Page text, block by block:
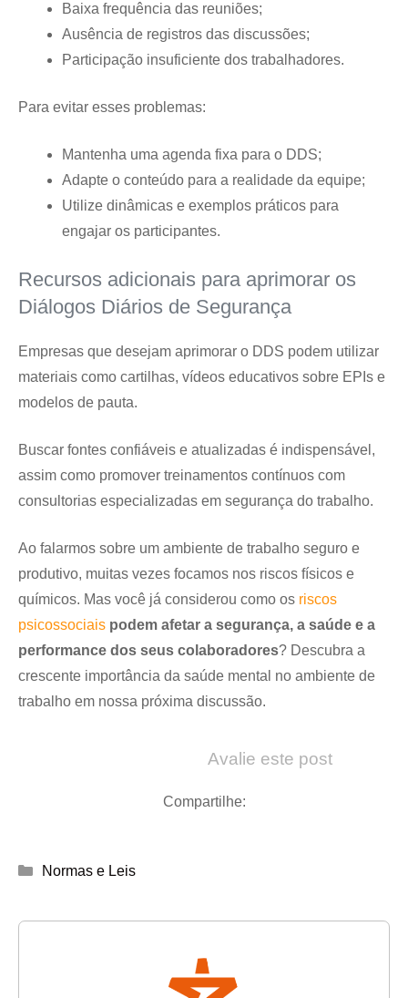
Baixa frequência das reuniões;
Ausência de registros das discussões;
Participação insuficiente dos trabalhadores.
Para evitar esses problemas:
Mantenha uma agenda fixa para o DDS;
Adapte o conteúdo para a realidade da equipe;
Utilize dinâmicas e exemplos práticos para
engajar os participantes.
Recursos adicionais para aprimorar os
Diálogos Diários de Segurança
Empresas que desejam aprimorar o DDS podem utilizar
materiais como cartilhas, vídeos educativos sobre EPIs e
modelos de pauta.
Buscar fontes confiáveis e atualizadas é indispensável,
assim como promover treinamentos contínuos com
consultorias especializadas em segurança do trabalho.
Ao falarmos sobre um ambiente de trabalho seguro e
produtivo, muitas vezes focamos nos riscos físicos e
químicos. Mas você já considerou como os riscos
psicossociais podem afetar a segurança, a saúde e a
performance dos seus colaboradores? Descubra a
crescente importância da saúde mental no ambiente de
trabalho em nossa próxima discussão.
Avalie este post
Compartilhe:
Categorias
Normas e Leis